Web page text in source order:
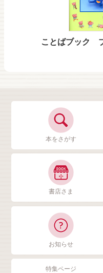
ことばブック
本をさがす
書店さま
お知らせ
特集ページ